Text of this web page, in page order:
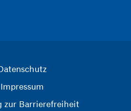
Impressum
zur Barrierefreiheit